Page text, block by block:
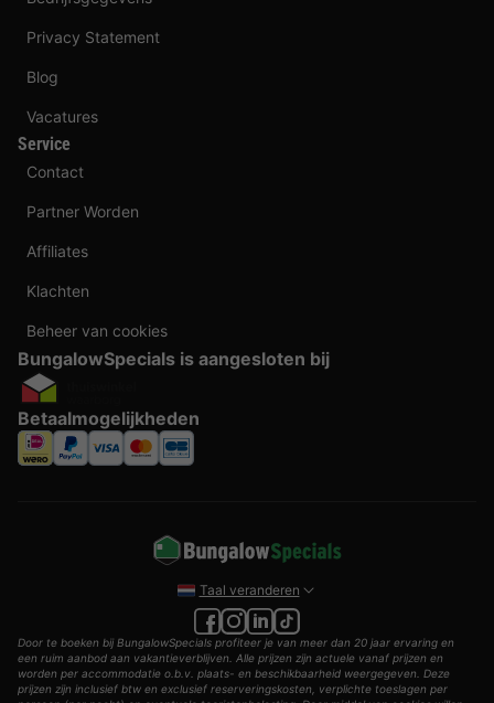
Privacy Statement
Blog
Vacatures
Service
Contact
Partner Worden
Affiliates
Klachten
Beheer van cookies
BungalowSpecials is aangesloten bij
Betaalmogelijkheden
Taal veranderen
Door te boeken bij BungalowSpecials profiteer je van meer dan 20 jaar ervaring en
een ruim aanbod aan vakantieverblijven. Alle prijzen zijn actuele vanaf prijzen en
worden per accommodatie o.b.v. plaats- en beschikbaarheid weergegeven. Deze
prijzen zijn inclusief btw en exclusief reserveringskosten, verplichte toeslagen per